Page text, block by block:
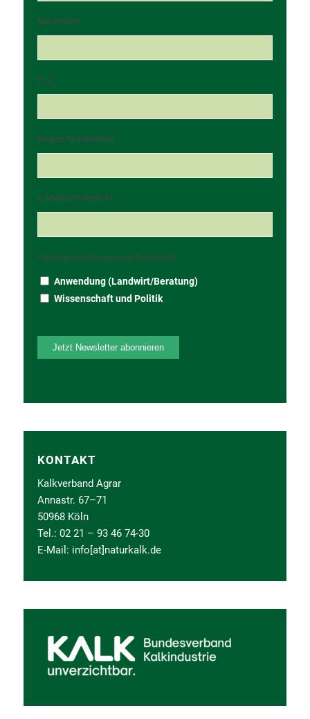
Nachname
PLZ
Region/Bundesland
E-Mail (erforderlich)
Hintergrund/Interesse(erforderlich)
Anwendung (Landwirt/Beratung)
Wissenschaft und Politik
Jetzt Newsletter abonnieren
KONTAKT
Kalkverband Agrar
Annastr. 67–71
50968 Köln
Tel.: 02 21 – 93 46 74-30
E-Mail: info[at]naturkalk.de